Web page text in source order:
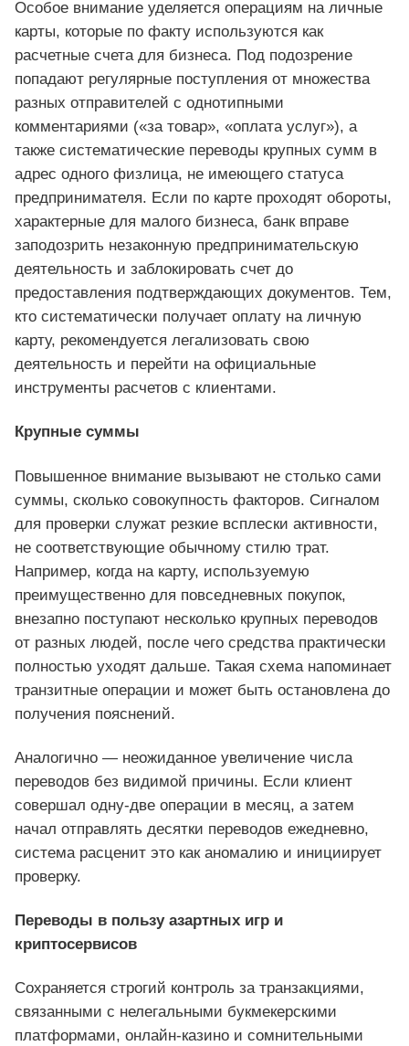
Особое внимание уделяется операциям на личные
карты, которые по факту используются как
расчетные счета для бизнеса. Под подозрение
попадают регулярные поступления от множества
разных отправителей с однотипными
комментариями («за товар», «оплата услуг»), а
также систематические переводы крупных сумм в
адрес одного физлица, не имеющего статуса
предпринимателя. Если по карте проходят обороты,
характерные для малого бизнеса, банк вправе
заподозрить незаконную предпринимательскую
деятельность и заблокировать счет до
предоставления подтверждающих документов. Тем,
кто систематически получает оплату на личную
карту, рекомендуется легализовать свою
деятельность и перейти на официальные
инструменты расчетов с клиентами.
Крупные суммы
Повышенное внимание вызывают не столько сами
суммы, сколько совокупность факторов. Сигналом
для проверки служат резкие всплески активности,
не соответствующие обычному стилю трат.
Например, когда на карту, используемую
преимущественно для повседневных покупок,
внезапно поступают несколько крупных переводов
от разных людей, после чего средства практически
полностью уходят дальше. Такая схема напоминает
транзитные операции и может быть остановлена до
получения пояснений.
Аналогично — неожиданное увеличение числа
переводов без видимой причины. Если клиент
совершал одну-две операции в месяц, а затем
начал отправлять десятки переводов ежедневно,
система расценит это как аномалию и инициирует
проверку.
Переводы в пользу азартных игр и
криптосервисов
Сохраняется строгий контроль за транзакциями,
связанными с нелегальными букмекерскими
платформами, онлайн-казино и сомнительными